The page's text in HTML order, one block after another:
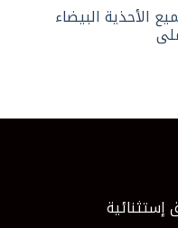
1470
الأحذية البيضاء